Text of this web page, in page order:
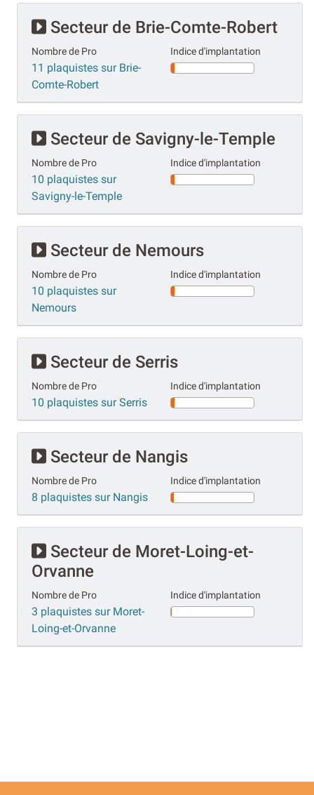
Secteur de Brie-Comte-Robert
Nombre de Pro
11 plaquistes sur Brie-
Comte-Robert
Indice d'implantation
Secteur de Savigny-le-Temple
Nombre de Pro
10 plaquistes sur
Savigny-le-Temple
Indice d'implantation
Secteur de Nemours
Nombre de Pro
10 plaquistes sur
Nemours
Indice d'implantation
Secteur de Serris
Nombre de Pro
10 plaquistes sur Serris
Indice d'implantation
Secteur de Nangis
Nombre de Pro
8 plaquistes sur Nangis
Indice d'implantation
Secteur de Moret-Loing-et-
Orvanne
Nombre de Pro
3 plaquistes sur Moret-
Loing-et-Orvanne
Indice d'implantation